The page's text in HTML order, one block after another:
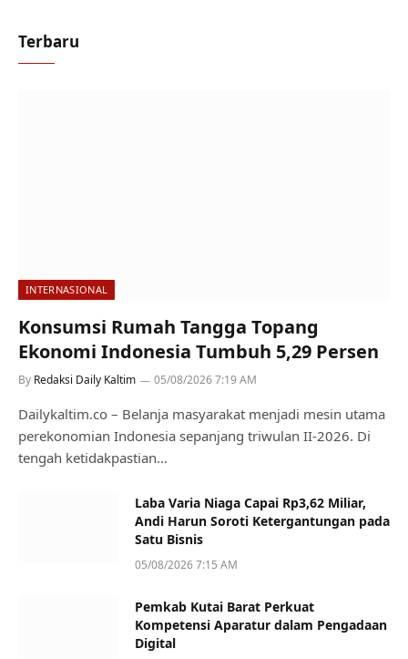
Terbaru
INTERNASIONAL
Konsumsi Rumah Tangga Topang
Ekonomi Indonesia Tumbuh 5,29 Persen
By Redaksi Daily Kaltim 05/08/2026 7:19 AM
Dailykaltim.co – Belanja masyarakat menjadi mesin utama
perekonomian Indonesia sepanjang triwulan II-2026. Di
tengah ketidakpastian…
Laba Varia Niaga Capai Rp3,62 Miliar,
Andi Harun Soroti Ketergantungan pada
Satu Bisnis
05/08/2026 7:15 AM
Pemkab Kutai Barat Perkuat
Kompetensi Aparatur dalam Pengadaan
Digital